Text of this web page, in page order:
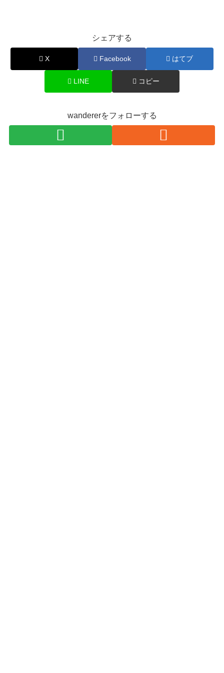
シェアする
X Facebook はてブ
LINE コピー
wandererをフォローする